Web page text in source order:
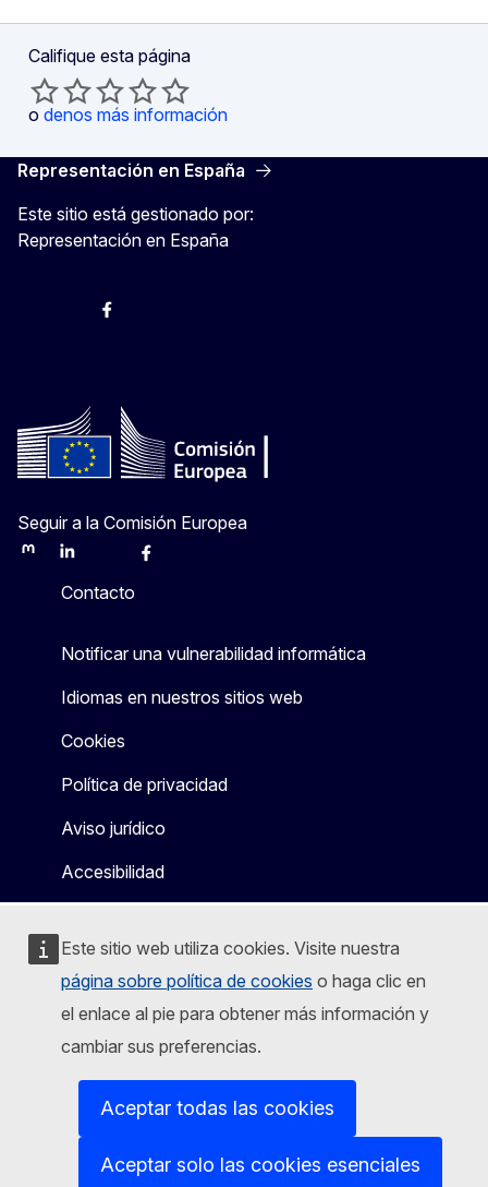
Este sitio web utiliza cookies. Visite nuestra
página sobre política de cookies o haga clic en
el enlace al pie para obtener más información y
cambiar sus preferencias.
Aceptar todas las cookies
Aceptar solo las cookies esenciales
Califique esta página
o denos más información
Representación en España
Este sitio está gestionado por:
Representación en España
@ComisionEuropea
Espacio Europa
Comisión Europea en España
Seguir a la Comisión Europea
MastodonLinkedInBlueskyFacebook
Contacto
Notificar una vulnerabilidad informática
Idiomas en nuestros sitios web
Cookies
Política de privacidad
Aviso jurídico
Accesibilidad